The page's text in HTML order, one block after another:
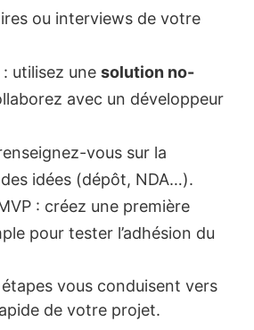
ou interviews de votre
utilisez une solution no-
avec un développeur
vous sur la
idées (dépôt, NDA…).
: créez une première
pour tester l’adhésion du
vous conduisent vers
de votre projet.